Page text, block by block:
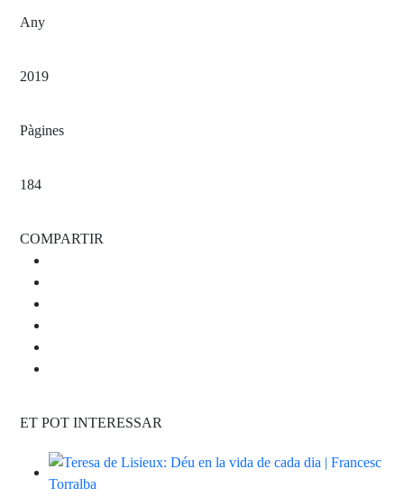
Any
2019
Pàgines
184
COMPARTIR
ET POT INTERESSAR